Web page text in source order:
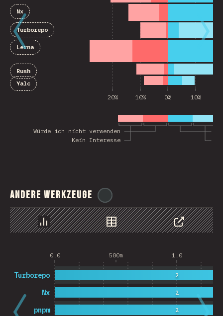
Kein Interesse
Würde ich nicht verwenden
20% 10% 0% 10%
Nx
Turborepo
Lerna
Rush
Yalc
Andere Werkzeuge
Chart Data Share
0.0 500m 1.0
pnpm
Nx
Turborepo
2
2
2